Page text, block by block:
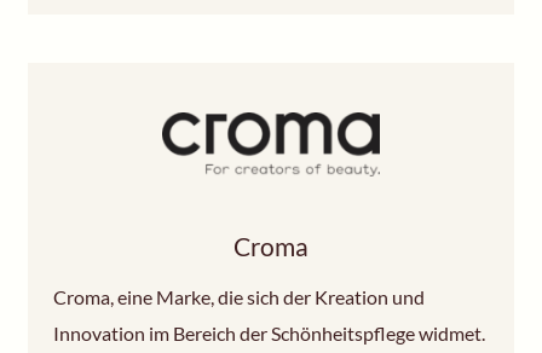
Croma
Croma, eine Marke, die sich der Kreation und
Innovation im Bereich der Schönheitspflege widmet.